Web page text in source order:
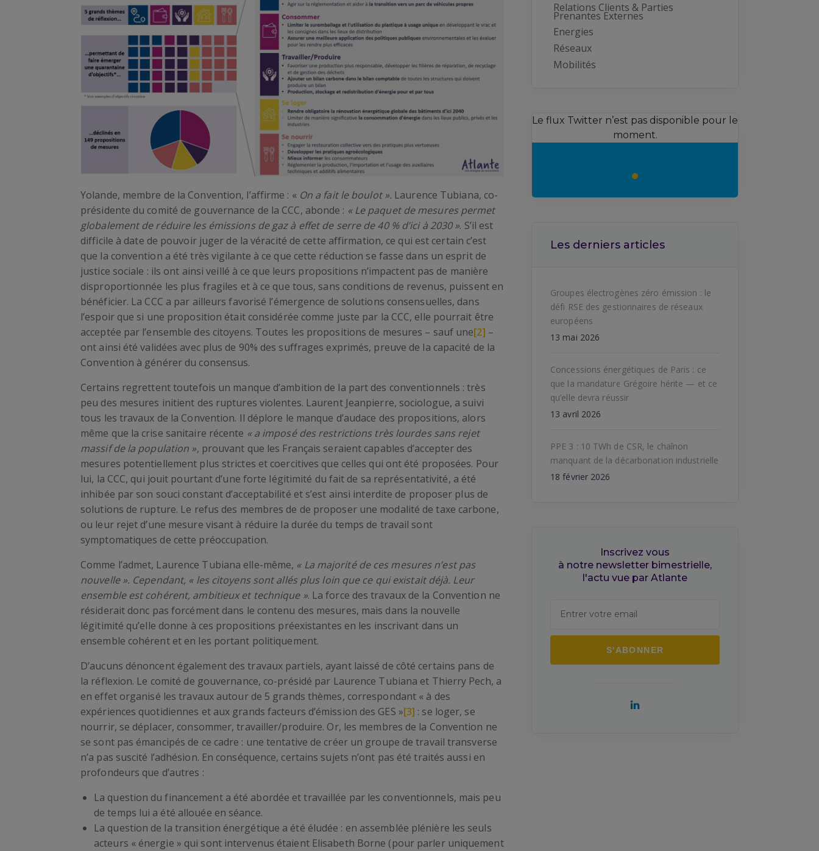
Yolande, membre de la Convention, l’affirme : «On a fait le boulot ». Laurence Tubiana, co-
présidente du comité de gouvernance de la CCC, abonde : « Le paquet de mesures permet
globalement de réduire les émissions de gaz à effet de serre de 40 % d’ici à 2030 ». S’il est
difficile à date de pouvoir juger de la véracité de cette affirmation, ce qui est certain c’est
que la convention a été très vigilante à ce que cette réduction se fasse dans un esprit de
justice sociale : ils ont ainsi veillé à ce que leurs propositions n’impactent pas de manière
disproportionnée les plus fragiles et à ce que tous, sans conditions de revenus, puissent en
bénéficier. La CCC a par ailleurs favorisé l’émergence de solutions consensuelles, dans
l’espoir que si une proposition était considérée comme juste par la CCC, elle pourrait être
acceptée par l’ensemble des citoyens. Toutes les propositions de mesures – sauf une[2] –
ont ainsi été validées avec plus de 90% des suffrages exprimés, preuve de la capacité de la
Convention à générer du consensus.
Certains regrettent toutefois un manque d’ambition de la part des conventionnels : très
peu des mesures initient des ruptures violentes. Laurent Jeanpierre, sociologue, a suivi
tous les travaux de la Convention. Il déplore le manque d’audace des propositions, alors
même que la crise sanitaire récente « a imposé des restrictions très lourdes sans rejet
massif de la population », prouvant que les Français seraient capables d’accepter des
mesures potentiellement plus strictes et coercitives que celles qui ont été proposées. Pour
lui, la CCC, qui jouit pourtant d’une forte légitimité du fait de sa représentativité, a été
inhibée par son souci constant d’acceptabilité et s’est ainsi interdite de proposer plus de
solutions de rupture. Le refus des membres de de proposer une modalité de taxe carbone,
ou leur rejet d’une mesure visant à réduire la durée du temps de travail sont
symptomatiques de cette préoccupation.
Comme l’admet, Laurence Tubiana elle-même, « La majorité de ces mesures n’est pas
nouvelle ». Cependant, « les citoyens sont allés plus loin que ce qui existait déjà. Leur
ensemble est cohérent, ambitieux et technique ». La force des travaux de la Convention ne
résiderait donc pas forcément dans le contenu des mesures, mais dans la nouvelle
légitimité qu’elle donne à ces propositions préexistantes en les inscrivant dans un
ensemble cohérent et en les portant politiquement.
D’aucuns dénoncent également des travaux partiels, ayant laissé de côté certains pans de
la réflexion. Le comité de gouvernance, co-présidé par Laurence Tubiana et Thierry Pech, a
en effet organisé les travaux autour de 5 grands thèmes, correspondant « à des
expériences quotidiennes et aux grands facteurs d’émission des GES »[3] : se loger, se
nourrir, se déplacer, consommer, travailler/produire. Or, les membres de la Convention ne
se sont pas émancipés de ce cadre : une tentative de créer un groupe de travail transverse
n’a pas suscité l’adhésion. En conséquence, certains sujets n’ont pas été traités aussi en
profondeurs que d’autres :
La question du financement a été abordée et travaillée par les conventionnels, mais peu
de temps lui a été allouée en séance.
La question de la transition énergétique a été éludée : en assemblée plénière les seuls
acteurs « énergie » qui sont intervenus étaient Elisabeth Borne (pour parler uniquement
Relations Clients & Parties
Prenantes Externes
Energies
Réseaux
Mobilités
Le flux Twitter n’est pas disponible pour le
moment.
Les derniers articles
Groupes électrogènes zéro émission : le
défi RSE des gestionnaires de réseaux
européens
13 mai 2026
Concessions énergétiques de Paris : ce
que la mandature Grégoire hérite — et ce
qu’elle devra réussir
13 avril 2026
PPE 3 : 10 TWh de CSR, le chaînon
manquant de la décarbonation industrielle
18 février 2026
Inscrivez vous
à notre newsletter bimestrielle,
l'actu vue par Atlante